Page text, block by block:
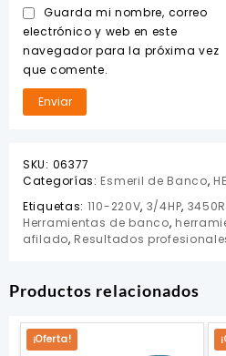
Guarda mi nombre, correo
electrónico y web en este
navegador para la próxima vez
que comente.
SKU: 06377
Categorías: Esmeril de Banco,
Etiquetas: 110-220V, 3/4HP,
Herramientas de banco,
afilado, Resultados
Productos relacionados
¡Oferta!